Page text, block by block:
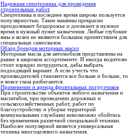
Надежная спецтехника для проведения
строительных работ
Спецтехника в последнее время широко пользуется
популярностью. Такие машины прекрасно
преодолевают бездорожье и доезжают в нужное
время в нужный пункт назначения. Любые глубокие
ямы и колеи не являются большим препятствием для
специальных самосвалов.
Обзор брендов моторных масел
Моторные масла для автомобиля представлены на
рынке в широком ассортименте. И иногда водителю
стоит изрядно потрудиться, дабы выбрать
подходящий вариант. А если учесть что
производителей становится все больше и больше, то
и вовсе глаза разбегаются.
Применение и аренда фронтальных погрузчиков
При строительстве объектов любого назначения и
масштабов, при проведении дорожных и
сельскохозяйственных работ, работ по
благоустройству и уборки территорий
коммунальными службами невозможно обойтись
без применения различной специальной техники.
Наиболее популярной является универсальная
техника многоцелевого назначения.